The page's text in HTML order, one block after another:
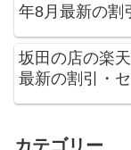
年8月最新の割
坂田の店の楽
最新の割引・
カテゴリー